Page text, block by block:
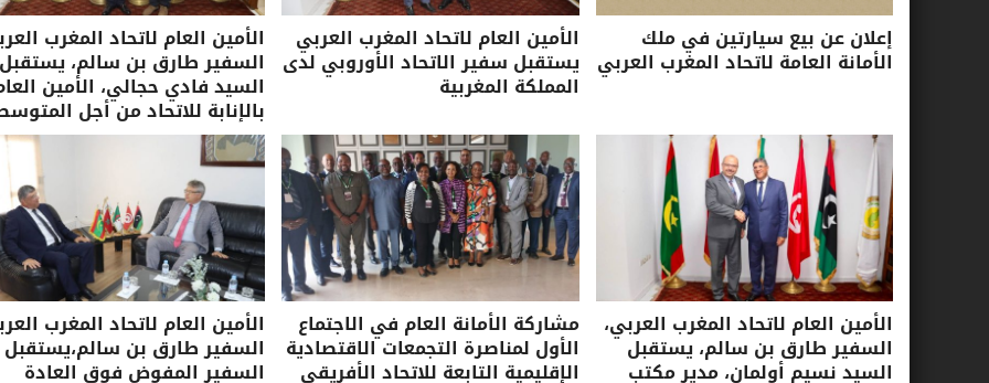
إعلان عن بيع سيارتين في ملك
الأمانة العامة لاتحاد المغرب العربي
الأمين العام لاتحاد المغرب العربي
يستقبل سفير الاتحاد الأوروبي لدى
المملكة المغربية
الأمين العام لاتحاد المغرب
السفير طارق بن سالم، يستقبل
السيد فادي حجالي، الأمين
بالإنابة للاتحاد من أجل
الأمين العام لاتحاد المغرب العربي،
السفير طارق بن سالم، يستقبل
السيد نسيم أولمان، مدير مكتب
مشاركة الأمانة العام في الاجتماع
الأول لمناصرة التجمعات الاقتصادية
الإقليمية التابعة للاتحاد الأفريقي
الأمين العام لاتحاد المغرب
السفير طارق بن سالم،يستقبل
السفير المفوض فوق العادة